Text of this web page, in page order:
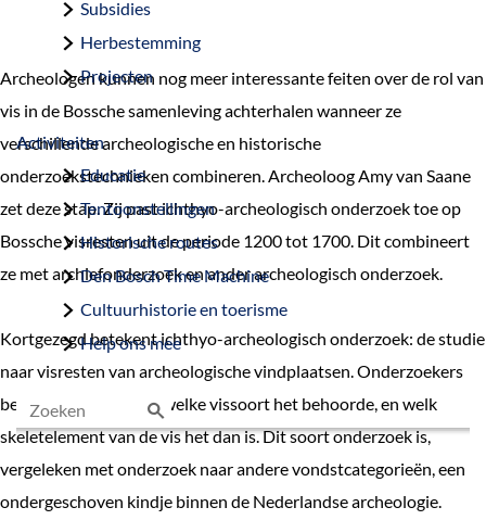
Subsidies
Herbestemming
Projecten
Activiteiten
Educatie
Tentoonstellingen
Historische routes
Den Bosch Time Machine
Cultuurhistorie en toerisme
Help ons mee
Z
o
e
Archeologen kunnen nog meer interessante feiten over de rol van
vis in de Bossche samenleving achterhalen wanneer ze
verschillende archeologische en historische
onderzoekstechnieken combineren. Archeoloog Amy van Saane
zet deze stap. Zij past ichthyo-archeologisch onderzoek toe op
Bossche visresten uit de periode 1200 tot 1700. Dit combineert
ze met archiefonderzoek en ander archeologisch onderzoek.
Kortgezegd betekent ichthyo-archeologisch onderzoek: de studie
naar visresten van archeologische vindplaatsen. Onderzoekers
bekijken per botje tot welke vissoort het behoorde, en welk
skeletelement van de vis het dan is. Dit soort onderzoek is,
vergeleken met onderzoek naar andere vondstcategorieën, een
ondergeschoven kindje binnen de Nederlandse archeologie.